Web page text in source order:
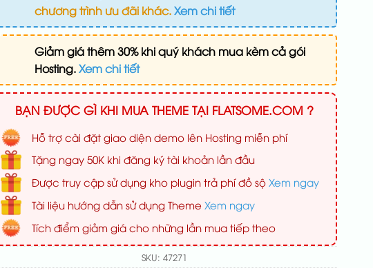
chương trình ưu đãi khác.Xem chi tiết
Giảm giá thêm 30% khi quý khách mua kèm cả gói
Hosting.Xem chi tiết
BẠN ĐƯỢC GÌ KHI MUA THEME TẠI FLATSOME.COM ?
Hỗ trợ cài đặt giao diện demo lên Hosting miễn phí
Tặng ngay 50K khi đăng ký tài khoản lần đầu
Được truy cập sử dụng kho plugin trả phí đồ sộ Xem ngay
Tài liệu hướng dẫn sử dụng Theme Xem ngay
Tích điểm giảm giá cho những lần mua tiếp theo
SKU:47271